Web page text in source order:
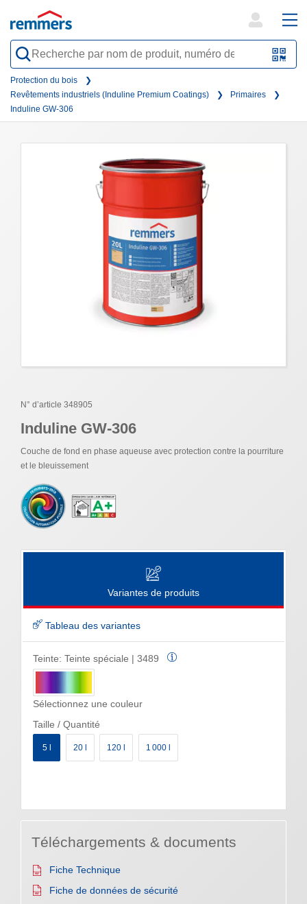
QR-
oder
search
form
Protection du bois
Revêtements industriels (Induline Premium Coatings)
Primaires
Induline GW-306
N° d’article 348905
Induline GW-306
Couche de fond en phase aqueuse avec protection contre la pourriture
et le bleuissement
Variantes de produits
Tableau des variantes
Teinte: Teinte spéciale | 3489
Sélectionnez une couleur
Taille / Quantité
5 l 20 l 120 l 1 000 l
Téléchargements & documents
Fiche Technique
Fiche de données de sécurité